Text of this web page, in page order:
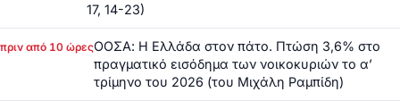
17, 14-23)
πριν από 10 ώρεςΟΟΣΑ: Η Ελλάδα στον πάτο. Πτώση 3,6% στο
πραγματικό εισόδημα των νοικοκυριών το α’
τρίμηνο του 2026 (του Μιχάλη Ραμπίδη)